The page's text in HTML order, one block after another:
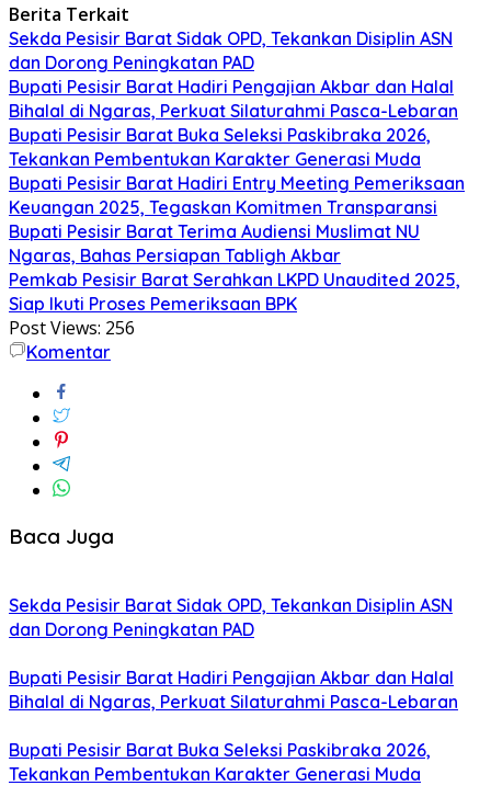
Berita Terkait
Sekda Pesisir Barat Sidak OPD, Tekankan Disiplin ASN
dan Dorong Peningkatan PAD
Bupati Pesisir Barat Hadiri Pengajian Akbar dan Halal
Bihalal di Ngaras, Perkuat Silaturahmi Pasca-Lebaran
Bupati Pesisir Barat Buka Seleksi Paskibraka 2026,
Tekankan Pembentukan Karakter Generasi Muda
Bupati Pesisir Barat Hadiri Entry Meeting Pemeriksaan
Keuangan 2025, Tegaskan Komitmen Transparansi
Bupati Pesisir Barat Terima Audiensi Muslimat NU
Ngaras, Bahas Persiapan Tabligh Akbar
Pemkab Pesisir Barat Serahkan LKPD Unaudited 2025,
Siap Ikuti Proses Pemeriksaan BPK
Post Views: 256
Komentar
Baca Juga
Sekda Pesisir Barat Sidak OPD, Tekankan Disiplin ASN
dan Dorong Peningkatan PAD
Bupati Pesisir Barat Hadiri Pengajian Akbar dan Halal
Bihalal di Ngaras, Perkuat Silaturahmi Pasca-Lebaran
Bupati Pesisir Barat Buka Seleksi Paskibraka 2026,
Tekankan Pembentukan Karakter Generasi Muda